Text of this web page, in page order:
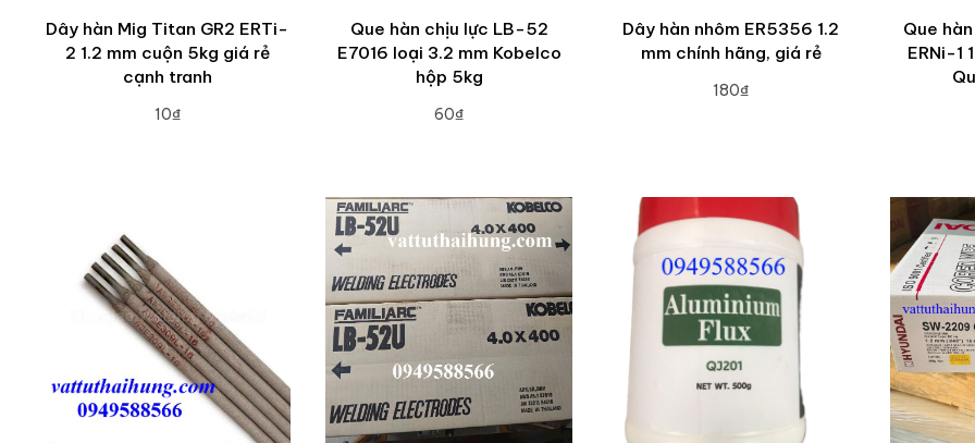
Dây hàn Mig Titan GR2 ERTi-
2 1.2 mm cuộn 5kg giá rẻ
cạnh tranh
10₫
Que hàn chịu lực LB-52
E7016 loại 3.2 mm Kobelco
hộp 5kg
60₫
Dây hàn nhôm ER5356 1.2
mm chính hãng, giá rẻ
180₫
Que
ERNi-1